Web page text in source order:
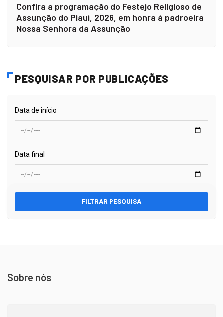
Confira a programação do Festejo Religioso de
Assunção do Piauí, 2026, em honra à padroeira
Nossa Senhora da Assunção
PESQUISAR POR PUBLICAÇÕES
Data de início
Data final
FILTRAR PESQUISA
Sobre nós